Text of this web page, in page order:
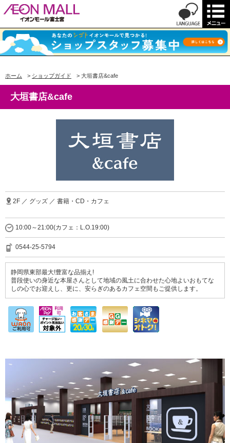
ホーム > ショップガイド > 大垣書店&cafe
大垣書店&cafe
2F ／ グッズ ／ 書籍・CD・カフェ
10:00～21:00(カフェ：L.O.19:00)
0544-25-5794
静岡県東部最大!豊富な品揃え!
普段使いの身近な本屋さんとして地域の風土に合わせた心地よいおもてな
しの心でお迎えし、更に、安らぎのあるカフェ空間もご提供します。